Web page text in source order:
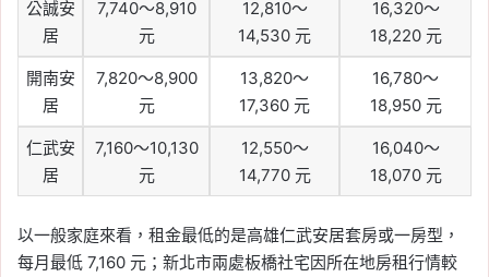
公誠安
居
7,740～8,910
元
12,810～
14,530 元
16,320～
18,220 元
開南安
居
7,820～8,900
元
13,820～
17,360 元
16,780～
18,950 元
仁武安
居
7,160～10,130
元
12,550～
14,770 元
16,040～
18,070 元
以一般家庭來看，租金最低的是高雄仁武安居套房或一房型，
每月最低 7,160 元；新北市兩處板橋社宅因所在地房租行情較